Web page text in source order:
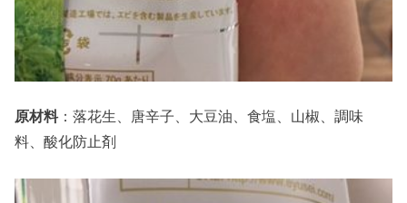
原材料：落花生、唐辛子、大豆油、食塩、山椒、調味
料、酸化防止剤